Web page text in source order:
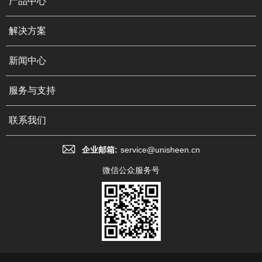
解决方案
新闻中心
服务与支持
联系我们
企业邮箱: service@unisheen.cn
微信公众服务号